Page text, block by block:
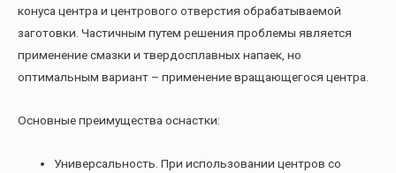
конуса центра и центрового отверстия обрабатываемой
заготовки. Частичным путем решения проблемы является
применение смазки и твердосплавных напаек, но
оптимальным вариант – применение вращающегося центра.
Основные преимущества оснастки:
Универсальность. При использовании центров со